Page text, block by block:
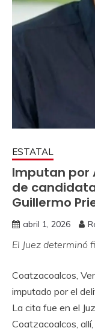
ESTATAL
Imputan por
de
Guillermo
abril 1, 2026
El Juez determinó
Coatzacoalcos,
imputado por el
La cita fue en el
Coatzacoalcos,